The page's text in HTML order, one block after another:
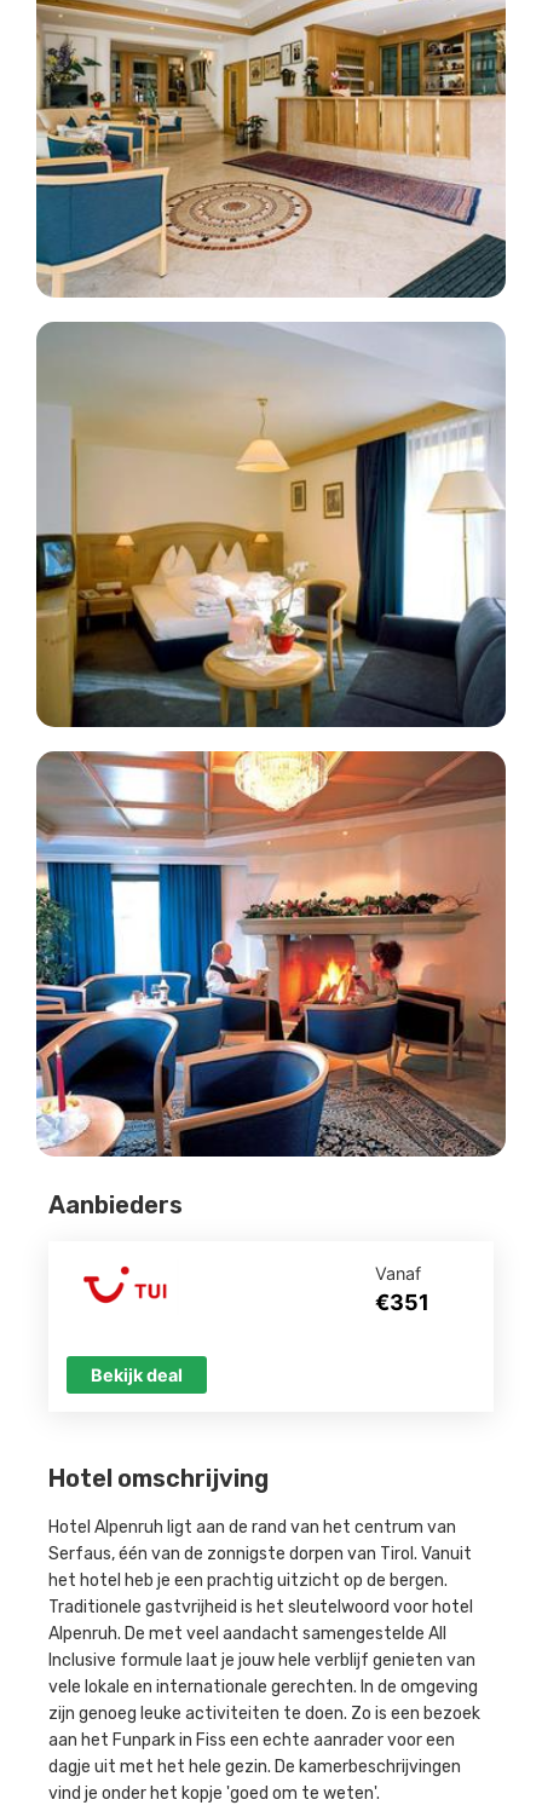
Hotel omschrijving
Hotel Alpenruh ligt aan de rand van het centrum van
Serfaus, één van de zonnigste dorpen van Tirol. Vanuit
het hotel heb je een prachtig uitzicht op de bergen.
Traditionele gastvrijheid is het sleutelwoord voor hotel
Alpenruh. De met veel aandacht samengestelde All
Inclusive formule laat je jouw hele verblijf genieten van
vele lokale en internationale gerechten. In de omgeving
zijn genoeg leuke activiteiten te doen. Zo is een bezoek
aan het Funpark in Fiss een echte aanrader voor een
dagje uit met het hele gezin. De kamerbeschrijvingen
vind je onder het kopje 'goed om te weten'.
Aanbieders
Vanaf
€351
Bekijk deal